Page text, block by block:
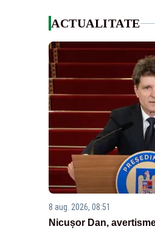
ACTUALITATE
8 aug. 2026, 08:51
Nicușor Dan,